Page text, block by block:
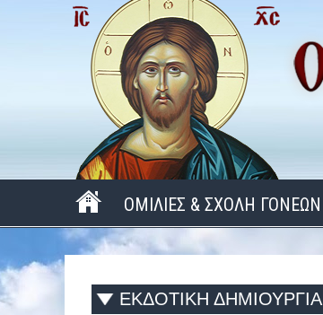
ΟΜΙΛΙΕΣ & ΣΧΟΛΗ ΓΟΝΕΩΝ
ΠΕΡΙΟΔΟΣ 2025 - 2026
ΠΕΡΙΟΔΟΣ 2024 - 2025
ΕΚΔΟΤΙΚΗ ΔΗΜΙΟΥΡΓΙΑ